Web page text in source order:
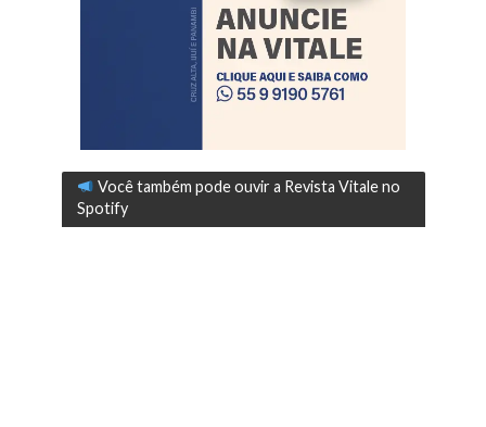
Você também pode ouvir a Revista Vitale no
Spotify